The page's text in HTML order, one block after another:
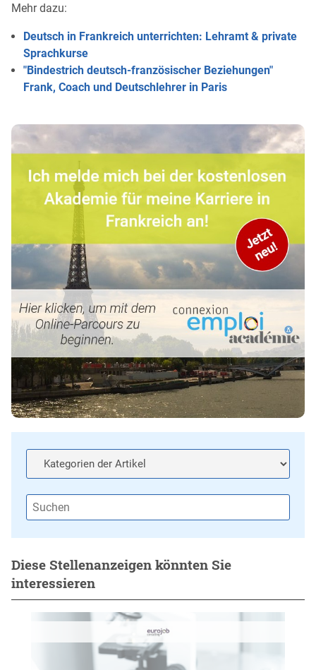
Mehr dazu:
Deutsch in Frankreich unterrichten: Lehramt & private
Sprachkurse
"Bindestrich deutsch-französischer Beziehungen"
Frank, Coach und Deutschlehrer in Paris
Diese Stellenanzeigen könnten Sie
interessieren